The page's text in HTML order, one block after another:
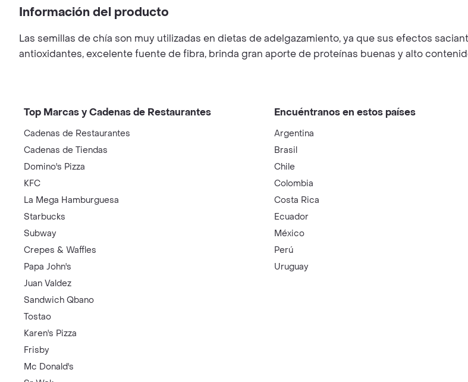
Información del producto
Las semillas de chía son muy utilizadas en dietas de adelgazamiento, ya que sus efectos
antioxidantes, excelente fuente de fibra, brinda gran aporte de proteínas buenas y alto
Top Marcas y Cadenas de Restaurantes
Cadenas de Restaurantes
Cadenas de Tiendas
Domino's Pizza
KFC
La Mega Hamburguesa
Starbucks
Subway
Crepes & Waffles
Papa John's
Juan Valdez
Sandwich Qbano
Tostao
Karen's Pizza
Frisby
Mc Donald's
Encuéntranos en estos países
Argentina
Brasil
Chile
Colombia
Costa Rica
Ecuador
México
Perú
Uruguay